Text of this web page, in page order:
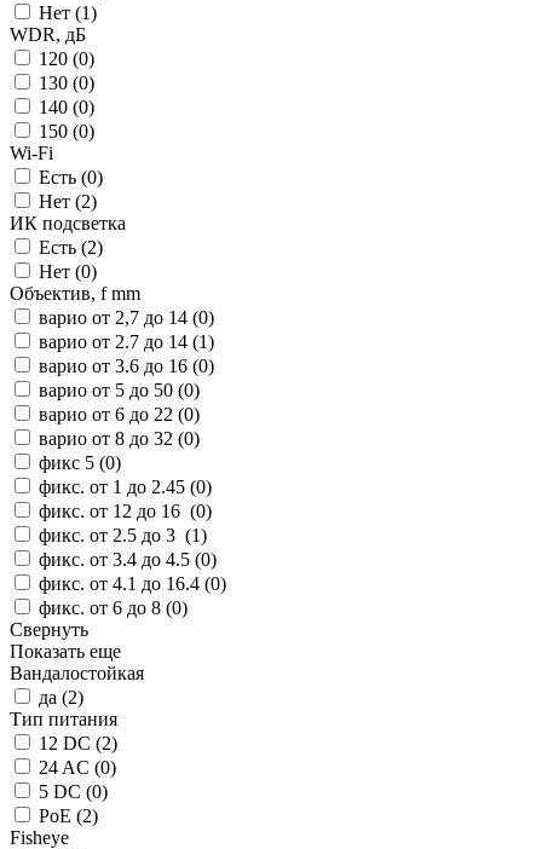
Нет (1)
WDR, дБ
120 (0)
130 (0)
140 (0)
150 (0)
Wi-Fi
Есть (0)
Нет (2)
ИК подсветка
Есть (2)
Нет (0)
Объектив, f mm
варио от 2,7 до 14 (0)
варио от 2.7 до 14 (1)
варио от 3.6 до 16 (0)
варио от 5 до 50 (0)
варио от 6 до 22 (0)
варио от 8 до 32 (0)
фикс 5 (0)
фикс. от 1 до 2.45 (0)
фикс. от 12 до 16 (0)
фикс. от 2.5 до 3 (1)
фикс. от 3.4 до 4.5 (0)
фикс. от 4.1 до 16.4 (0)
фикс. от 6 до 8 (0)
Свернуть
Показать еще
Вандалостойкая
да (2)
Тип питания
12 DC (2)
24 AC (0)
5 DC (0)
PoE (2)
Fisheye